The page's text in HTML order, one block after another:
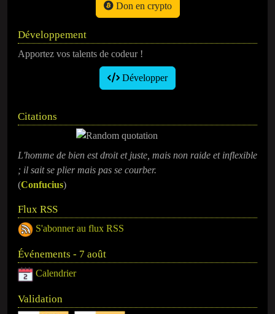
Don en crypto
Développement
Apportez vos talents de codeur !
Développer
Citations
L'homme de bien est droit et juste, mais non raide et inflexible
; il sait se plier mais pas se courber.
(Confucius)
Flux RSS
S'abonner au flux RSS
Événements - 7 août
Calendrier
Validation